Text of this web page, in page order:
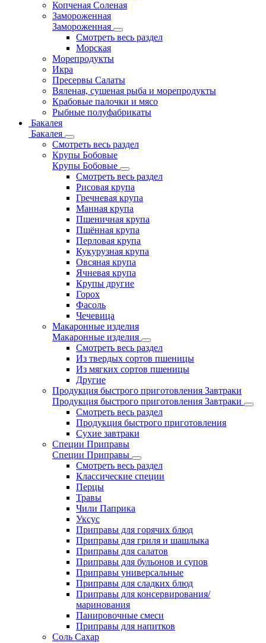
Копченая Соленая
Замороженная
Замороженная
Смотреть весь раздел
Морская
Морепродукты
Икра
Пресервы Салаты
Вяленая, сушеная рыба и морепродукты
Крабовые палочки и мясо
Рыбные полуфабрикаты
Бакалея
Бакалея
Смотреть весь раздел
Крупы Бобовые
Крупы Бобовые
Смотреть весь раздел
Рисовая крупа
Гречневая крупа
Манная крупа
Пшеничная крупа
Пшённая крупа
Перловая крупа
Кукурузная крупа
Овсяная крупа
Ячневая крупа
Крупы другие
Горох
Фасоль
Чечевица
Макаронные изделия
Макаронные изделия
Смотреть весь раздел
Из твердых сортов пшеницы
Из мягких сортов пшеницы
Другие
Продукция быстрого приготовления Завтраки
Продукция быстрого приготовления Завтраки
Смотреть весь раздел
Продукция быстрого приготовления
Сухие завтраки
Специи Приправы
Специи Приправы
Смотреть весь раздел
Классические специи
Перцы
Травы
Чили Паприка
Уксус
Приправы для горячих блюд
Приправы для гриля и шашлыка
Приправы для салатов
Приправы для бульонов и супов
Приправы универсальные
Приправы для сладких блюд
Приправы для консервирования/
маринования
Панировочные смеси
Приправы для напитков
Соль Сахар